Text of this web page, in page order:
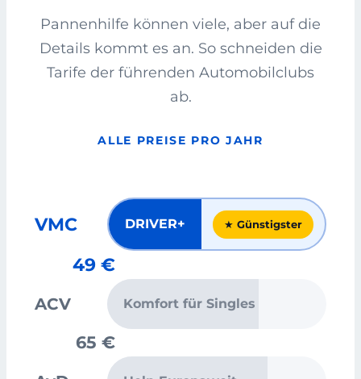
Pannenhilfe können viele, aber auf die
Details kommt es an. So schneiden die
Tarife der führenden Automobilclubs
ab.
ALLE PREISE PRO JAHR
VMC DRIVER+ ★ Günstigster
49 €
ACV Komfort für Singles
65 €